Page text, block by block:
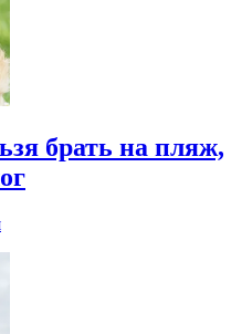
брать на пляж,